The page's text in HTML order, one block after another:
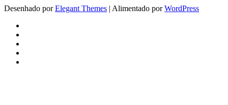
Desenhado porElegant Themes | Alimentado porWordPress